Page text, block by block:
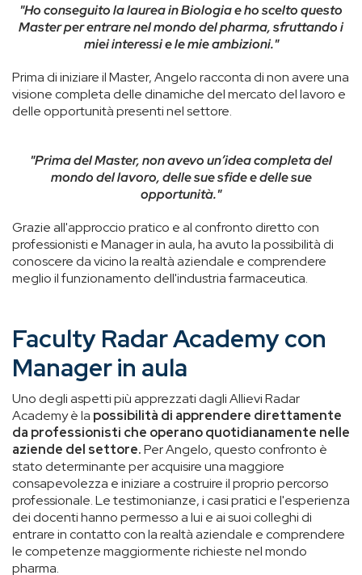
"Ho conseguito la laurea in Biologia e ho scelto questo
Master per entrare nel mondo del pharma, sfruttando i
miei interessi e le mie ambizioni."
Prima di iniziare il Master, Angelo racconta di non avere una
visione completa delle dinamiche del mercato del lavoro e
delle opportunità presenti nel settore.
"Prima del Master, non avevo un’idea completa del
mondo del lavoro, delle sue sfide e delle sue
opportunità."
Grazie all'approccio pratico e al confronto diretto con
professionisti e Manager in aula, ha avuto la possibilità di
conoscere da vicino la realtà aziendale e comprendere
meglio il funzionamento dell'industria farmaceutica.
Faculty Radar Academy con
Manager in aula
Uno degli aspetti più apprezzati dagli Allievi Radar
Academy è la possibilità di apprendere direttamente
da professionisti che operano quotidianamente nelle
aziende del settore.Per Angelo, questo confronto è
stato determinante per acquisire una maggiore
consapevolezza e iniziare a costruire il proprio percorso
professionale.Le testimonianze, i casi pratici e l'esperienza
dei docenti hanno permesso a lui e ai suoi colleghi di
entrare in contatto con la realtà aziendale e comprendere
le competenze maggiormente richieste nel mondo
pharma.